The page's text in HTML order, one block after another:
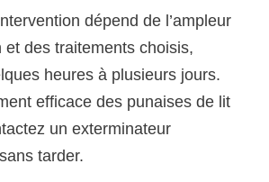
dépend de l’ampleur
et des traitements choisis,
heures à plusieurs jours.
efficace des punaises de lit
un exterminateur
tarder.